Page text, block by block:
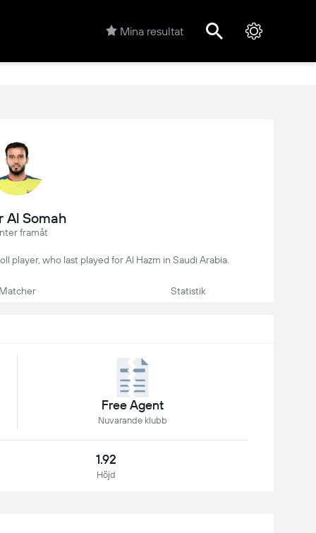
Mina resultat
Al Somah
framåt
player, who last played for Al Hazm in Saudi Arabia.
Matcher Statistik
Free Agent
Nuvarande klubb
1.92
Höjd